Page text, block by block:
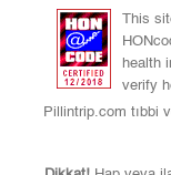
This
health
verify
Pillintrip.com tıbbi